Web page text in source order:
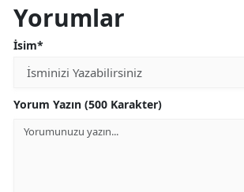
Yorumlar
İsim*
Yorum Yazın (500 Karakter)